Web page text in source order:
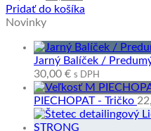
cena
bola:
cena
Pridať do košíka
Novinky
Jarný Balíček /
30,00 € s DPH
PIECHOPAT - Tričko